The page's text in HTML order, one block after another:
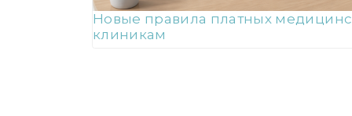
Новые правила платных
клиникам